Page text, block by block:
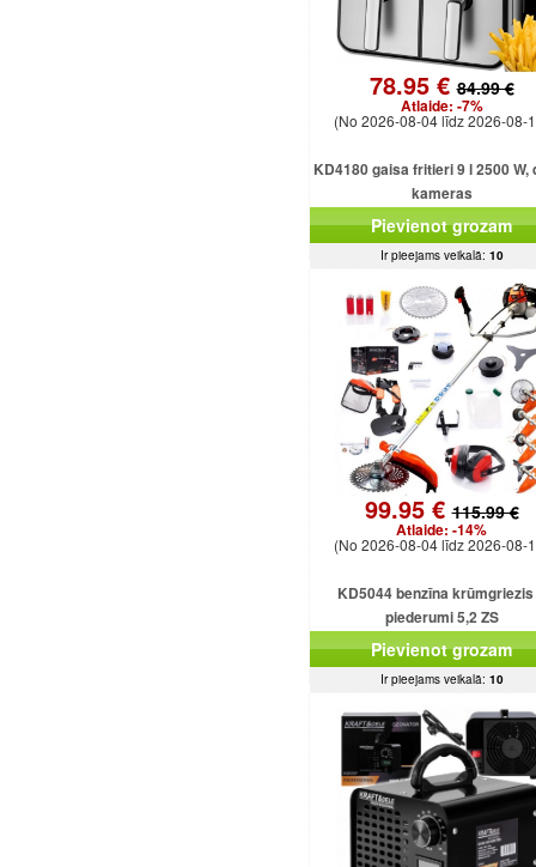
78.95 €84.99 €
Atlaide: -7%
(No 2026-08-04 līdz 2026-08-
KD4180 gaisa fritieri 9 l 2500 W,
kameras
Pievienot grozam
Ir pieejams veikalā: 10
99.95 €115.99 €
Atlaide: -14%
(No 2026-08-04 līdz 2026-08-
KD5044 benzīna krūmgriezis
piederumi 5,2 ZS
Pievienot grozam
Ir pieejams veikalā: 10